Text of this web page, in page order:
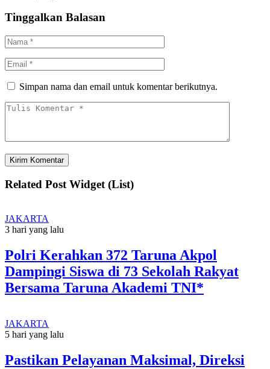
Tinggalkan Balasan
Simpan nama dan email untuk komentar berikutnya.
Related Post Widget (List)
JAKARTA
3 hari yang lalu
Polri Kerahkan 372 Taruna Akpol
Dampingi Siswa di 73 Sekolah Rakyat
Bersama Taruna Akademi TNI*
JAKARTA
5 hari yang lalu
Pastikan Pelayanan Maksimal, Direksi